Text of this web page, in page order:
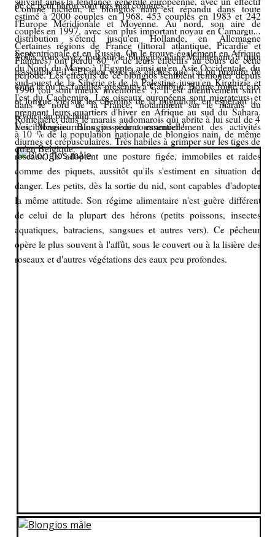
Comme nicheur, le blongios nain est répandu dans toute
l'Europe Méridionale et Moyenne. Au nord, son aire de
distribution s'étend jusqu'en Hollande, en Allemagne
Septentrionale et en Russie. On le trouve également en Afrique
du Nord, du Maroc à l'Egypte, ainsi qu'en Asie Occidentale, du
sud-ouest de la Sibérie et de la Palestine jusqu'en Kirghizie et
l'est du Cachemire. Les oiseaux européens sont migrateurs et
prennent leurs quartiers d'hiver en Afrique au sud du Sahara.
Les blongios nains possèdent essentiellement des activités
diurnes et crépusculaires. Très habiles à grimper sur les tiges de
roseaux, ils adoptent une posture figée, immobiles et raides
comme des piquets, aussitôt qu'ils s'estiment en situation de
danger. Les petits, dès la sortie du nid, sont capables d'adopter
la même attitude. Son régime alimentaire n'est guère différent
de celui de la plupart des hérons (petits poissons, insectes
aquatiques, batraciens, sangsues et autres vers). Ce pêcheur
opère le plus souvent à l'affût, sous le couvert ou à la lisière des
roseaux et d'autres végétations des eaux peu profondes.
de ce petit héron sont très mal connues.
estimé à 2000 couples en 1968, 453 couples en 1983 et 242
couples en 1997, avec son plus important noyau en Camargue.
Certaines régions de France (littoral atlantique, Picardie et
Flandres) ont perdu 80 % de leurs effectifs au cours de cette
période. Les effectifs de ce blongios semblent remonter depuis
1990 (ou sont mieux inventoriés ?). Il est attentivement suivi
dans le nord de la France, notamment sur le marais du
Romelaëre, dans le marais audomarois qui abrite à lui seul de 4
à 10 % de la population nationale de blongios nain, de même
qu'en Belgique.
Voilà, vous savez tout sur le blongios nain. Maintenant, à quoi
ressemble t-il ? Et bien voici les clichés que j'ai pu prendre de
toute la ou les familles présentes à Cambrin. Bonne route à eux
et longue vie sur les chemins de la migration, en espérant les
revoir l'an prochain.
Voici Monsieur Blongios pour commencer !